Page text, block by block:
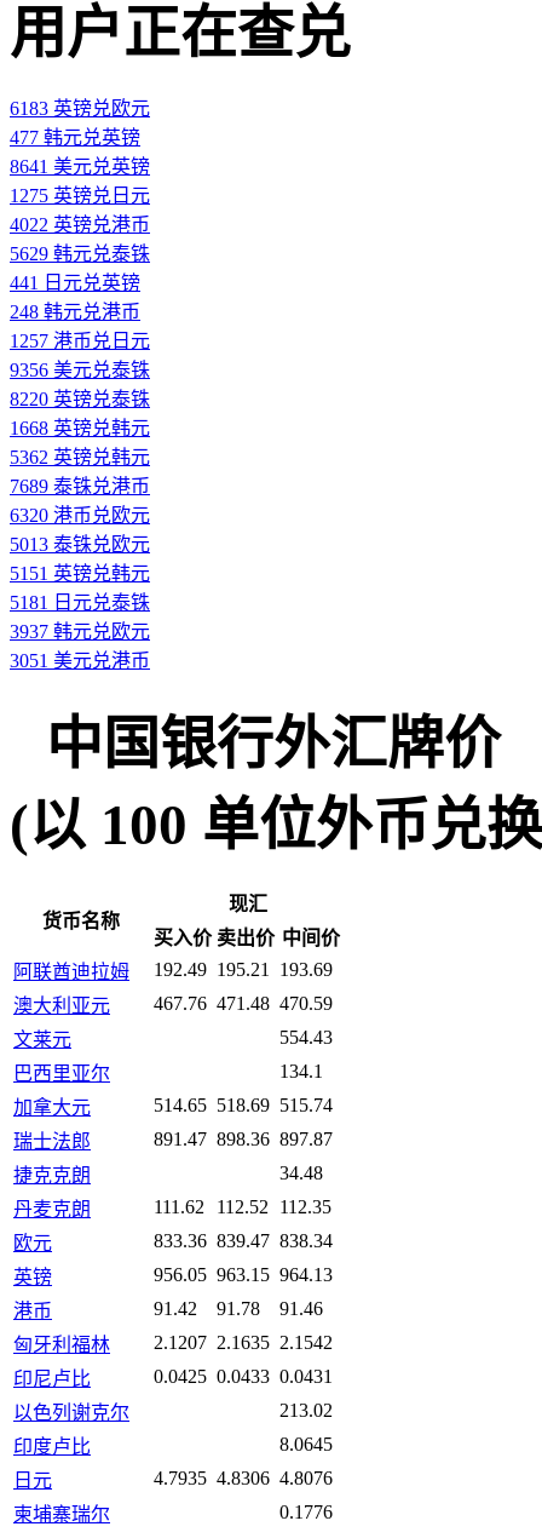
用户正在查兑
6183 英镑兑欧元
477 韩元兑英镑
8641 美元兑英镑
1275 英镑兑日元
4022 英镑兑港币
5629 韩元兑泰铢
441 日元兑英镑
248 韩元兑港币
1257 港币兑日元
9356 美元兑泰铢
8220 英镑兑泰铢
1668 英镑兑韩元
5362 英镑兑韩元
7689 泰铢兑港币
6320 港币兑欧元
5013 泰铢兑欧元
5151 英镑兑韩元
5181 日元兑泰铢
3937 韩元兑欧元
3051 美元兑港币
中国银行外汇牌价
(以 100 单位外币兑
货币名称
现汇
买入价 卖出价 中间价
阿联酋迪拉姆
192.49 195.21
193.69
澳大利亚元
467.76 471.48 470.59
文莱元
554.43
巴西里亚尔
134.1
加拿大元
514.65 518.69 515.74
瑞士法郎
891.47 898.36 897.87
捷克克朗
34.48
丹麦克朗
111.62 112.52
112.35
欧元
833.36 839.47 838.34
英镑
956.05 963.15 964.13
港币
91.42 91.78
91.46
匈牙利福林
2.1207 2.1635 2.1542
印尼卢比
0.0425 0.0433 0.0431
以色列谢克尔
213.02
印度卢比
8.0645
日元
4.7935 4.8306 4.8076
柬埔寨瑞尔
0.1776